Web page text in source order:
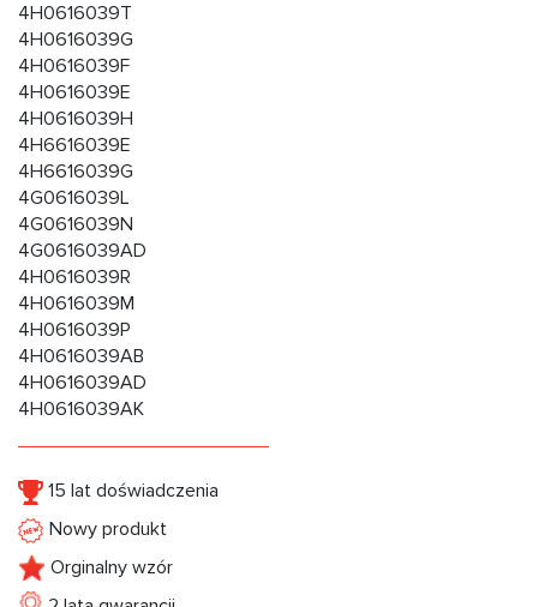
4H0616039T
4H0616039G
4H0616039F
4H0616039E
4H0616039H
4H6616039E
4H6616039G
4G0616039L
4G0616039N
4G0616039AD
4H0616039R
4H0616039M
4H0616039P
4H0616039AB
4H0616039AD
4H0616039AK
15 lat doświadczenia
Nowy produkt
Orginalny wzór